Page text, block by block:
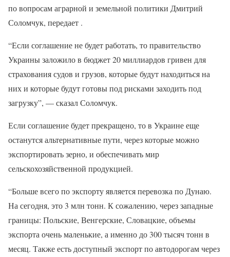
по вопросам аграрной и земельной политики Дмитрий
Соломчук, передает .
“Если соглашение не будет работать, то правительство
Украины заложило в бюджет 20 миллиардов гривен для
страхования судов и грузов, которые будут находиться на
них и которые будут готовы под рисками заходить под
загрузку”, — сказал Соломчук.
Если соглашение будет прекращено, то в Украине еще
останутся альтернативные пути, через которые можно
экспортировать зерно, и обеспечивать мир
сельскохозяйственной продукцией.
“Больше всего по экспорту является перевозка по Дунаю.
На сегодня, это 3 млн тонн. К сожалению, через западные
границы: Польские, Венгерские, Словацкие, объемы
экспорта очень маленькие, а именно до 300 тысяч тонн в
месяц. Также есть доступный экспорт по автодорогам через